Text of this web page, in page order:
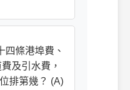
四條港埠費、
及引水費，
排第幾？ (A)